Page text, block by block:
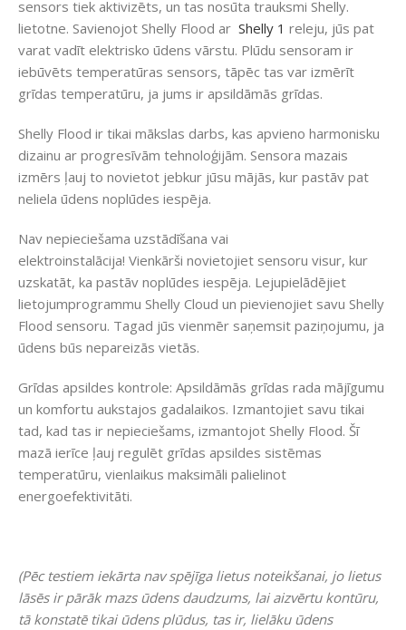
sensors tiek aktivizēts, un tas nosūta trauksmi Shelly.
lietotne. Savienojot Shelly Flood ar Shelly 1 releju, jūs pat
varat vadīt elektrisko ūdens vārstu. Plūdu sensoram ir
iebūvēts temperatūras sensors, tāpēc tas var izmērīt
grīdas temperatūru, ja jums ir apsildāmās grīdas.
Shelly Flood ir tikai mākslas darbs, kas apvieno harmonisku
dizainu ar progresīvām tehnoloģijām. Sensora mazais
izmērs ļauj to novietot jebkur jūsu mājās, kur pastāv pat
neliela ūdens noplūdes iespēja.
Nav nepieciešama uzstādīšana vai
elektroinstalācija! Vienkārši novietojiet sensoru visur, kur
uzskatāt, ka pastāv noplūdes iespēja. Lejupielādējiet
lietojumprogrammu Shelly Cloud un pievienojiet savu Shelly
Flood sensoru. Tagad jūs vienmēr saņemsit paziņojumu, ja
ūdens būs nepareizās vietās.
Grīdas apsildes kontrole: Apsildāmās grīdas rada mājīgumu
un komfortu aukstajos gadalaikos. Izmantojiet savu tikai
tad, kad tas ir nepieciešams, izmantojot Shelly Flood. Šī
mazā ierīce ļauj regulēt grīdas apsildes sistēmas
temperatūru, vienlaikus maksimāli palielinot
energoefektivitāti.
(Pēc testiem iekārta nav spējīga lietus noteikšanai, jo lietus
lāsēs ir pārāk mazs ūdens daudzums, lai aizvērtu kontūru,
tā konstatē tikai ūdens plūdus, tas ir, lielāku ūdens